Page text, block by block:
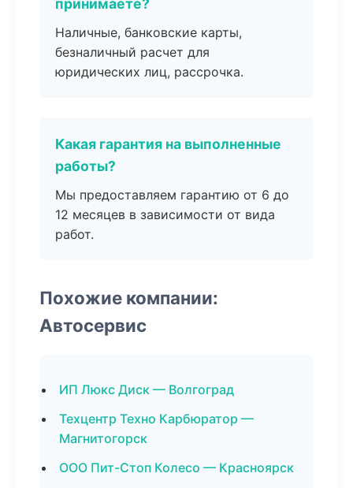
принимаете?
Наличные, банковские карты,
безналичный расчет для
юридических лиц, рассрочка.
Какая гарантия на выполненные
работы?
Мы предоставляем гарантию от 6 до
12 месяцев в зависимости от вида
работ.
Похожие компании:
Автосервис
ИП Люкс Диск — Волгоград
Техцентр Техно Карбюратор —
Магнитогорск
ООО Пит-Стоп Колесо — Красноярск